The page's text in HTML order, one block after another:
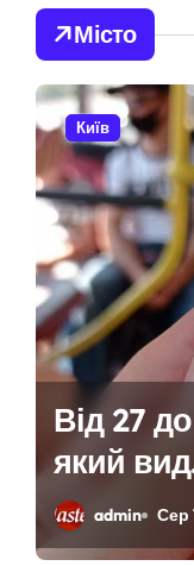
Державної
бетонних
на понад 1,5
атак
Місто
Київ
Від 27
який вид
admin Сер